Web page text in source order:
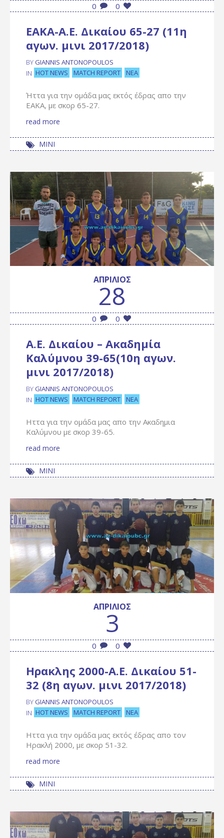
0 0
ΕΑΚΑ-Α.Ε. Δικαίου 65-27 (11η
αγων. μινι 2017/2018)
BY GIANNIS ANTONOPOULOS
IN HOT NEWS MATCH REPORT ΝΈΑ
Ήττα για την ομάδα μας εκτός έδρας απο την
ΕΑΚΑ, με σκορ 65-27.
read more
ΜΙΝΙ
ΑΠΡΊΛΙΟΣ
28
0 0
Α.Ε. Δικαίου – Ακαδημία
Καλύμνου 39-65(10η αγων.
μινι 2017/2018)
BY GIANNIS ANTONOPOULOS
IN HOT NEWS MATCH REPORT ΝΈΑ
Ηττα για την ομάδα μας απο την Ακαδημια
Καλύμνου με σκορ 39-65.
read more
ΜΙΝΙ
ΑΠΡΊΛΙΟΣ
3
0 0
Ηρακλης 2000-Α.Ε. Δικαίου 51-
32 (8η αγων. μινι 2017/2018)
BY GIANNIS ANTONOPOULOS
IN HOT NEWS MATCH REPORT ΝΈΑ
Ηττα για την ομάδα μας εκτός έδρας απο τον
Ηρακλή 2000, με σκορ 51-32.
read more
ΜΙΝΙ